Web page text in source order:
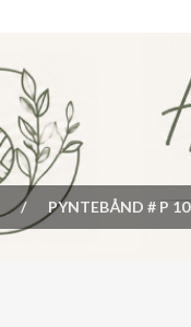
/ PYNTEBÅND # P 10